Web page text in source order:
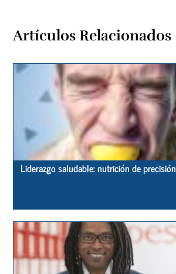
Artículos Relacionados
Liderazgo saludable: nutrición de precisión